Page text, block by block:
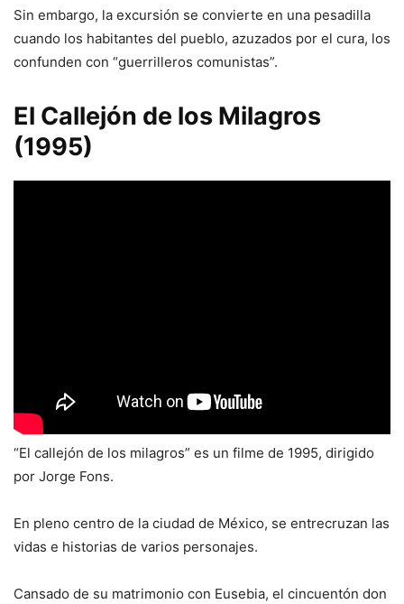
Sin embargo, la excursión se convierte en una pesadilla
cuando los habitantes del pueblo, azuzados por el cura, los
confunden con “guerrilleros comunistas”.
El Callejón de los Milagros
(1995)
“El callejón de los milagros” es un filme de 1995, dirigido
por Jorge Fons.
En pleno centro de la ciudad de México, se entrecruzan las
vidas e historias de varios personajes.
Cansado de su matrimonio con Eusebia, el cincuentón don